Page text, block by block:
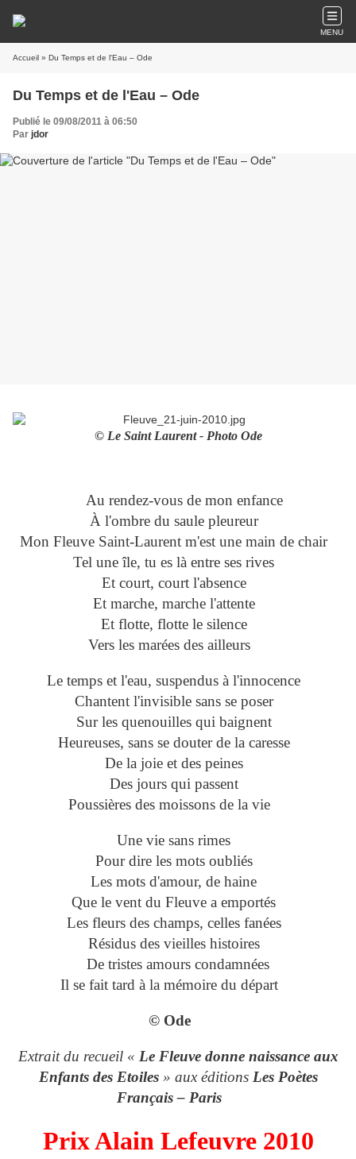
MENU
Accueil » Du Temps et de l'Eau – Ode
Du Temps et de l'Eau – Ode
Publié le 09/08/2011 à 06:50
Par jdor
© Le Saint Laurent - Photo Ode
Au rendez-vous de mon enfance
À l'ombre du saule pleureur
Mon Fleuve Saint-Laurent m'est une main de chair
Tel une île, tu es là entre ses rives
Et court, court l'absence
Et marche, marche l'attente
Et flotte, flotte le silence
Vers les marées des ailleurs
Le temps et l'eau, suspendus à l'innocence
Chantent l'invisible sans se poser
Sur les quenouilles qui baignent
Heureuses, sans se douter de la caresse
De la joie et des peines
Des jours qui passent
Poussières des moissons de la vie
Une vie sans rimes
Pour dire les mots oubliés
Les mots d'amour, de haine
Que le vent du Fleuve a emportés
Les fleurs des champs, celles fanées
Résidus des vieilles histoires
De tristes amours condamnées
Il se fait tard à la mémoire du départ
© Ode
Extrait du recueil « Le Fleuve donne naissance aux
Enfants des Etoiles» aux éditions Les Poètes
Français – Paris
Prix Alain Lefeuvre 2010